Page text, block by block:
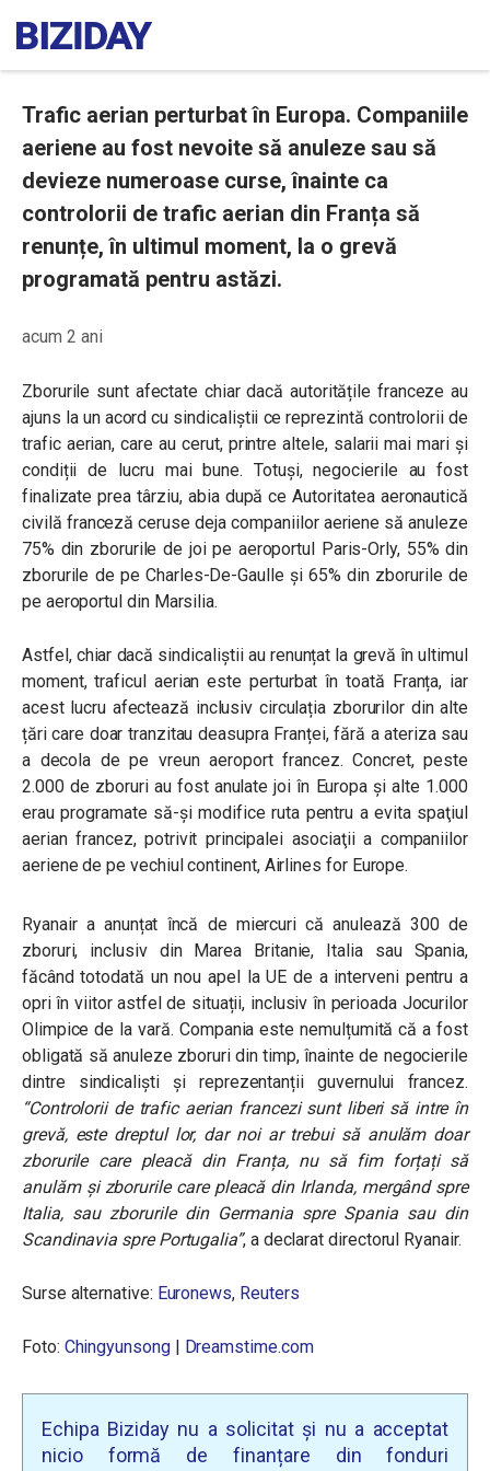
Trafic aerian perturbat în Europa. Companiile
aeriene au fost nevoite să anuleze sau să
devieze numeroase curse, înainte ca
controlorii de trafic aerian din Franța să
renunțe, în ultimul moment, la o grevă
programată pentru astăzi.
acum 2 ani
Zborurile sunt afectate chiar dacă autoritățile franceze au
ajuns la un acord cu sindicaliștii ce reprezintă controlorii de
trafic aerian, care au cerut, printre altele, salarii mai mari și
condiții de lucru mai bune. Totuși, negocierile au fost
finalizate prea târziu, abia după ce Autoritatea aeronautică
civilă franceză ceruse deja companiilor aeriene să anuleze
75% din zborurile de joi pe aeroportul Paris-Orly, 55% din
zborurile de pe Charles-De-Gaulle și 65% din zborurile de
pe aeroportul din Marsilia.
Astfel, chiar dacă sindicaliștii au renunțat la grevă în ultimul
moment, traficul aerian este perturbat în toată Franța, iar
acest lucru afectează inclusiv circulația zborurilor din alte
țări care doar tranzitau deasupra Franței, fără a ateriza sau
a decola de pe vreun aeroport francez. Concret, peste
2.000 de zboruri au fost anulate joi în Europa şi alte 1.000
erau programate să-și modifice ruta pentru a evita spaţiul
aerian francez, potrivit principalei asociaţii a companiilor
aeriene de pe vechiul continent, Airlines for Europe.
Ryanair a anunțat încă de miercuri că anulează 300 de
zboruri, inclusiv din Marea Britanie, Italia sau Spania,
făcând totodată un nou apel la UE de a interveni pentru a
opri în viitor astfel de situații, inclusiv în perioada Jocurilor
Olimpice de la vară. Compania este nemulțumită că a fost
obligată să anuleze zboruri din timp, înainte de negocierile
dintre sindicaliști și reprezentanții guvernului francez.
“Controlorii de trafic aerian francezi sunt liberi să intre în
grevă, este dreptul lor, dar noi ar trebui să anulăm doar
zborurile care pleacă din Franța, nu să fim forțați să
anulăm și zborurile care pleacă din Irlanda, mergând spre
Italia, sau zborurile din Germania spre Spania sau din
Scandinavia spre Portugalia”, a declarat directorul Ryanair.
Surse alternative: Euronews, Reuters
Foto: Chingyunsong| Dreamstime.com
Echipa Biziday nu a solicitat și nu a acceptat
nicio formă de finanțare din fonduri